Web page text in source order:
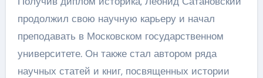
продолжил свою научную карьеру и начал
преподавать в Московском государственном
университете. Он также стал автором ряда
научных статей и книг, посвященных истории